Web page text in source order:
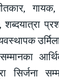
शब्दयात्रा
सिर्जना